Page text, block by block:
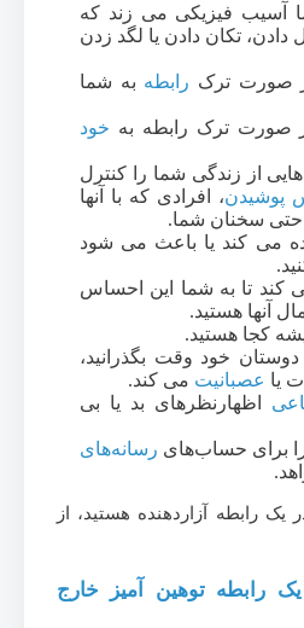
آسیب فیزیکی می زند که
تکان دادن یا لگد زدن
صورت ترک رابطه به شما
صورت ترک رابطه به خود
از زندگی شما را کنترل
پوشیدن، افرادی که با آنها
سخنان شما.
می کند یا باعث می شود
کند تا به شما این احساس
آنها هستید.
کجا هستید.
خود وقت بگذرانید،
یا عصبانیت می کند.
اظهارنظرهای بد یا بی
برای حساب‌های رسانه‌های
رابطه آزاردهنده هستید، از
یک رابطه توهین آمیز خارج